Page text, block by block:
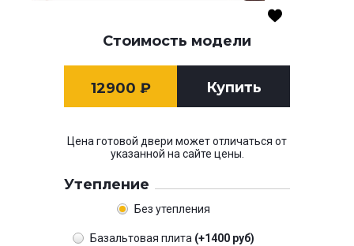
Стоимость модели
12900 ₽ Купить
Цена готовой двери может отличаться от
указанной на сайте цены.
Утепление
Без утепления
Базальтовая плита (+1400 руб)